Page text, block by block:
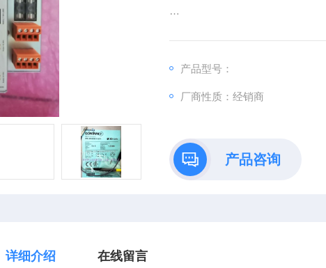
：@产品型号：
厂商性质：经销商
产品咨询
详细介绍 在线留言